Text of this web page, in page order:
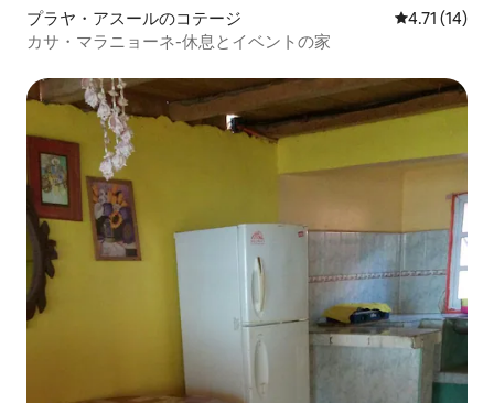
プラヤ・アスールのコテージ レビュー14
4.71 (14)
カサ・マラニョーネ-休息とイベントの家